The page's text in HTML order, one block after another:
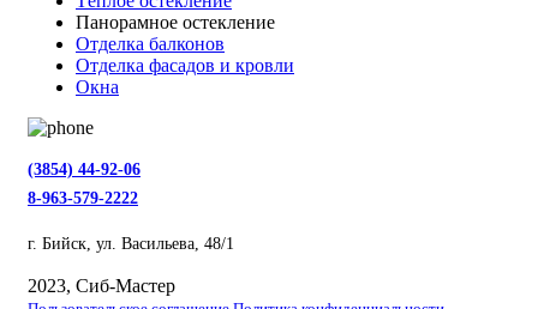
Панорамное остекление
Отделка балконов
Отделка фасадов и кровли
Окна
(3854) 44-92-06
8-963-579-2222
г. Бийск, ул. Васильева, 48/1
2023, Сиб-Мастер